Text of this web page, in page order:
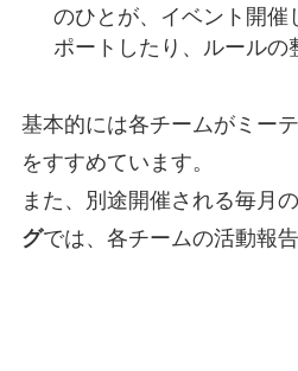
のひとが、イベント開催
ポートしたり、ルールの
基本的には各チームがミー
をすすめています。
また、別途開催される毎月の
グでは、各チームの活動報